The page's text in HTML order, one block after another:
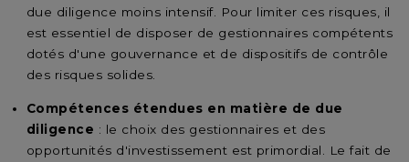
due diligence moins intensif. Pour limiter ces risques, il
est essentiel de disposer de gestionnaires compétents
dotés d'une gouvernance et de dispositifs de contrôle
des risques solides.
Compétences étendues en matière de due
diligence : le choix des gestionnaires et des
opportunités d'investissement est primordial. Le fait de